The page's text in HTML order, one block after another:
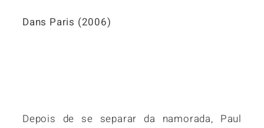
Dans Paris (2006)
Depois de se separar da namorada, Paul